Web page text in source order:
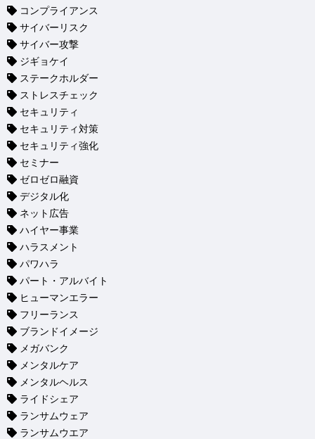
コンプライアンス
サイバーリスク
サイバー攻撃
ジギョケイ
ステークホルダー
ストレスチェック
セキュリティ
セキュリティ対策
セキュリティ強化
セミナー
ゼロゼロ融資
デジタル化
ネット広告
ハイヤー事業
ハラスメント
パワハラ
パート・アルバイト
ヒューマンエラー
フリーランス
ブランドイメージ
メガバンク
メンタルケア
メンタルヘルス
ライドシェア
ランサムウェア
ランサムウエア